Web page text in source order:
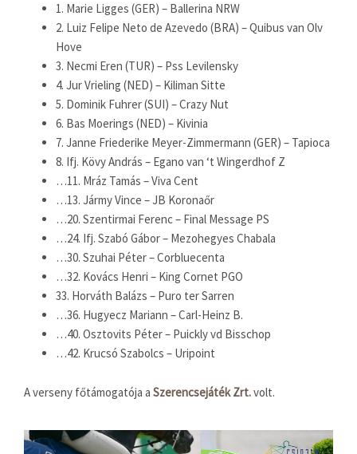
1. Marie Ligges (GER) – Ballerina NRW
2. Luiz Felipe Neto de Azevedo (BRA) – Quibus van Olv
Hove
3. Necmi Eren (TUR) – Pss Levilensky
4. Jur Vrieling (NED) – Kiliman Sitte
5. Dominik Fuhrer (SUI) – Crazy Nut
6. Bas Moerings (NED) – Kivinia
7. Janne Friederike Meyer-Zimmermann (GER) – Tapioca
8. Ifj. Kövy András – Egano van ‘t Wingerdhof Z
…11. Mráz Tamás – Viva Cent
…13. Jármy Vince – JB Koronaőr
…20. Szentirmai Ferenc – Final Message PS
…24. Ifj. Szabó Gábor – Mezohegyes Chabala
…30. Szuhai Péter – Corbluecenta
…32. Kovács Henri – King Cornet PGO
33. Horváth Balázs – Puro ter Sarren
…36. Hugyecz Mariann – Carl-Heinz B.
…40. Osztovits Péter – Puickly vd Bisschop
…42. Krucsó Szabolcs – Uripoint
A verseny főtámogatója a Szerencsejáték Zrt.volt.